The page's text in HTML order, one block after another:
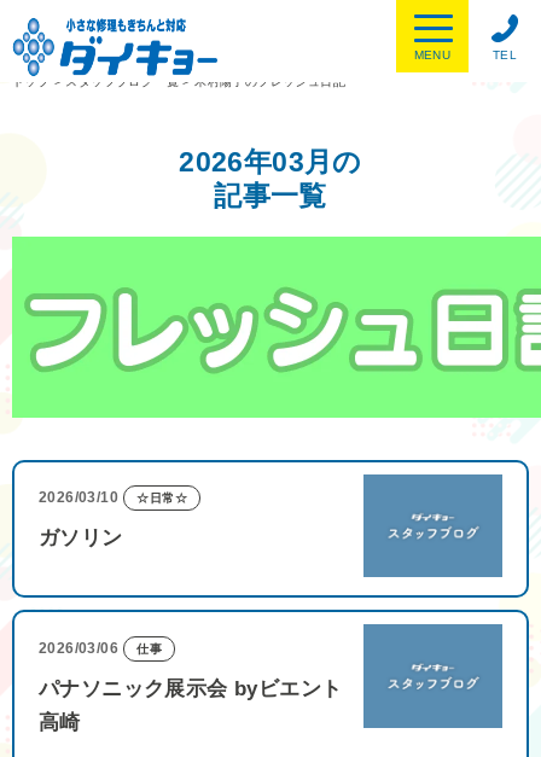
TEL
MENU
トップ
> スタッフブログ一覧 > 木村陽子のフレッシュ日記
2026年03月の
記事一覧
2026/03/10 ☆日常☆
ガソリン
2026/03/06 仕事
パナソニック展示会 byビエント
高崎